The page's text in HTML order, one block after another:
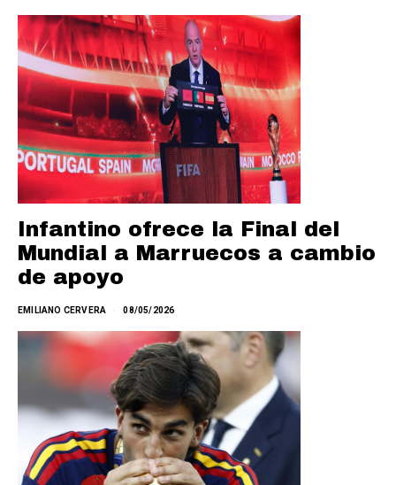
Infantino ofrece la Final del
Mundial a Marruecos a cambio
de apoyo
EMILIANO CERVERA 08/05/2026